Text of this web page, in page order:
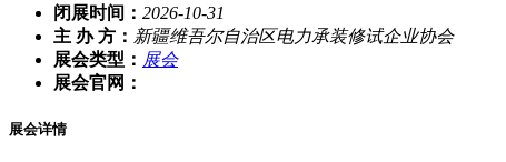
闭展时间： 2026-10-31
主 办 方： 新疆维吾尔自治区电力承装修试企业协会
展会类型： 展会
展会官网：
展会详情